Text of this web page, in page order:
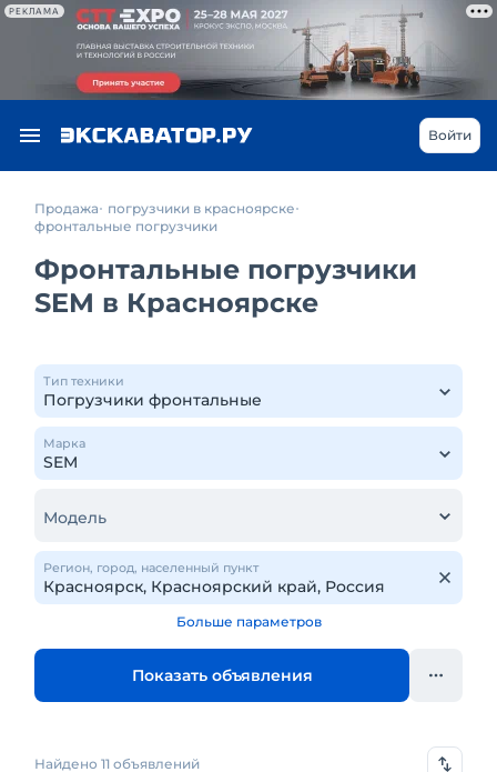
РЕКЛАМА
Войти
Продажа
погрузчики в красноярске
фронтальные погрузчики
Фронтальные погрузчики
SEM в Красноярске
Тип техники
Марка
Модель
Регион, город, населенный пункт
Больше параметров
Показать объявления
Найдено 11 объявлений